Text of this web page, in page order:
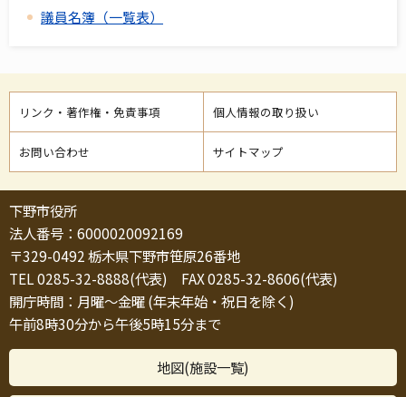
議員名簿（一覧表）
リンク・著作権・免責事項 個人情報の取り扱い
お問い合わせ サイトマップ
下野市役所
法人番号：6000020092169
〒329-0492 栃木県下野市笹原26番地
TEL 0285-32-8888(代表) FAX 0285-32-8606(代表)
開庁時間：月曜～金曜 (年末年始・祝日を除く)
午前8時30分から午後5時15分まで
地図(施設一覧)